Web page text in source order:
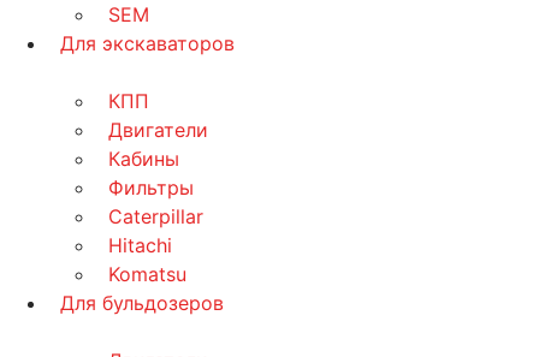
SEM
Для экскаваторов
КПП
Двигатели
Кабины
Фильтры
Caterpillar
Hitachi
Komatsu
Для бульдозеров